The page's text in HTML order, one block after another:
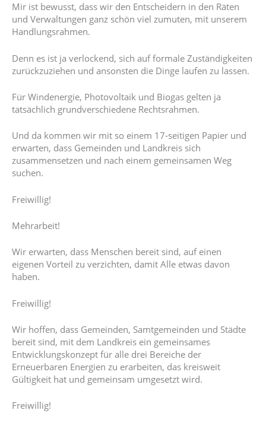
Mir ist bewusst, dass wir den Entscheidern in den Räten
und Verwaltungen ganz schön viel zumuten, mit unserem
Handlungsrahmen.
Denn es ist ja verlockend, sich auf formale Zuständigkeiten
zurückzuziehen und ansonsten die Dinge laufen zu lassen.
Für Windenergie, Photovoltaik und Biogas gelten ja
tatsächlich grundverschiedene Rechtsrahmen.
Und da kommen wir mit so einem 17-seitigen Papier und
erwarten, dass Gemeinden und Landkreis sich
zusammensetzen und nach einem gemeinsamen Weg
suchen.
Freiwillig!
Mehrarbeit!
Wir erwarten, dass Menschen bereit sind, auf einen
eigenen Vorteil zu verzichten, damit Alle etwas davon
haben.
Freiwillig!
Wir hoffen, dass Gemeinden, Samtgemeinden und Städte
bereit sind, mit dem Landkreis ein gemeinsames
Entwicklungskonzept für alle drei Bereiche der
Erneuerbaren Energien zu erarbeiten, das kreisweit
Gültigkeit hat und gemeinsam umgesetzt wird.
Freiwillig!